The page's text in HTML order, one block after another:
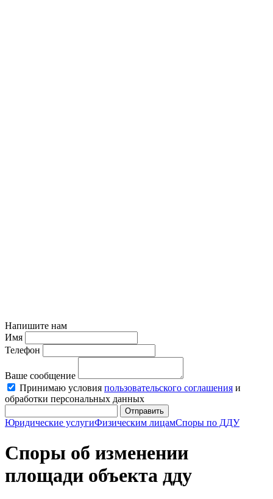
Напишите нам
Имя
Телефон
Ваше сообщение
Принимаю условия пользовательского соглашения и
обработки персональных данных
Отправить
Юридические услугиФизическим лицамСпоры по ДДУ
Cпоры об изменении
площади объекта дду